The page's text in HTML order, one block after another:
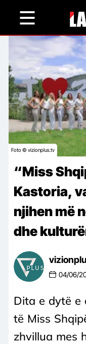
content
Foto © vizionplus.tv
“Miss
Kastoria,
njihen më
dhe
04/06/
Dita e dytë e
të Miss
zhvillua mes